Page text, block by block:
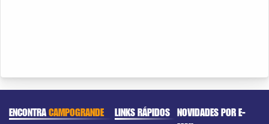
ENCONTRACAMPOGRANDE LINKS RÁPIDOS NOVIDADES POR E-